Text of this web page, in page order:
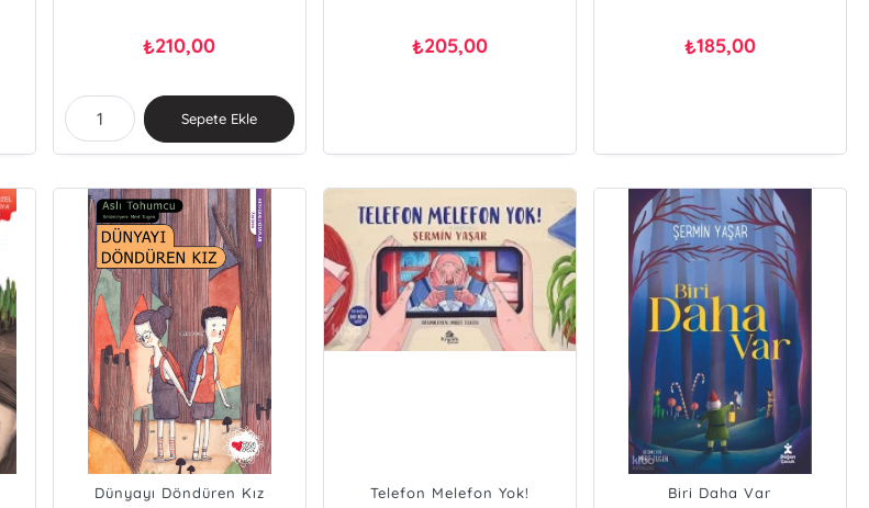
₺210,00
Sepete Ekle
₺205,00 ₺185,00
Dünyayı Döndüren Kız Telefon Melefon Yok! Biri Daha Var